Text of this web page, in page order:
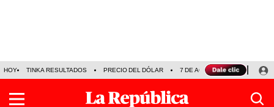
HOY TINKA RESULTADOS PRECIO DEL DÓLAR 7 DE AGOSTO OLLANTA